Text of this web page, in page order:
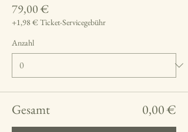
79,00 €
+1,98 € Ticket-Servicegebühr
Anzahl
Gesamt 0,00 €